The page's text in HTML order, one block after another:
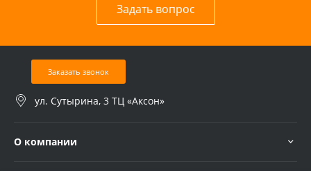
Задать вопрос
Заказать звонок
ул. Сутырина, 3 ТЦ «Аксон»
О компании